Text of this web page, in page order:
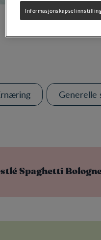
Generelle
Spaghetti